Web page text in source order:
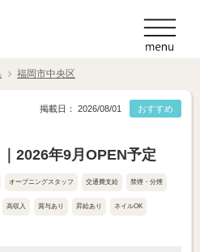
福岡市中央区
おすすめ
掲載日： 2026/08/01
2026年9月OPEN予定
オープニングスタッフ 交通費支給 禁煙・分煙
高収入 賞与あり 昇給あり ネイルOK